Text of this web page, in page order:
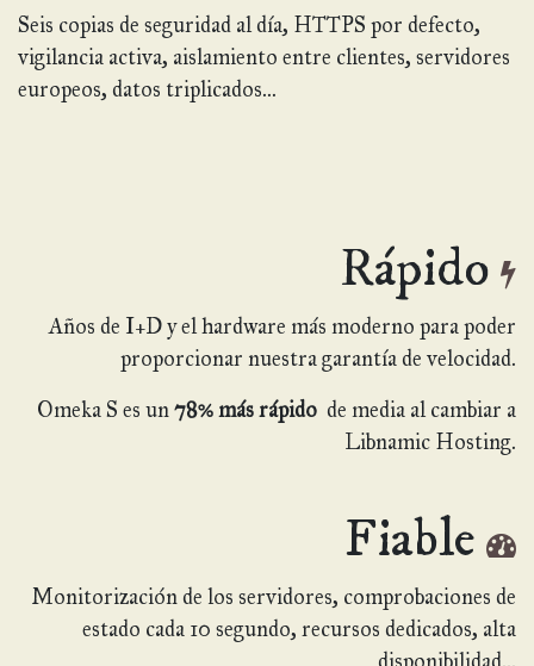
Seis copias de seguridad al día, HTTPS por defecto,
vigilancia activa, aislamiento entre clientes, servidores
europeos, datos triplicados...
Rápido
Años de I+D y el hardware más moderno para poder
proporcionar nuestra garantía de velocidad.
Omeka S es un78% más rápido de media al cambiar a
Libnamic Hosting.
Fiable
Monitorización de los servidores, comprobaciones de
estado cada 10 segundo, recursos dedicados, alta